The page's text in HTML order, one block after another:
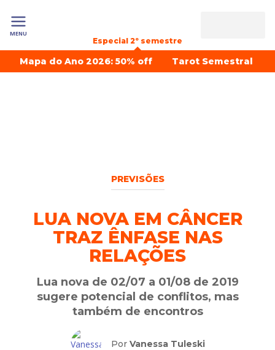
MENU
Especial 2º semestre
Mapa do Ano 2026: 50% off Tarot Semestral
PREVISÕES
LUA NOVA EM CÂNCER
TRAZ ÊNFASE NAS
RELAÇÕES
Lua nova de 02/07 a 01/08 de 2019
sugere potencial de conflitos, mas
também de encontros
Por Vanessa Tuleski